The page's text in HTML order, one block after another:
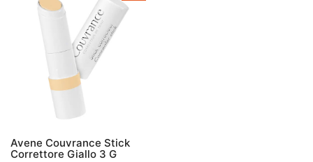
Avene Couvrance Stick
Correttore Giallo 3 G